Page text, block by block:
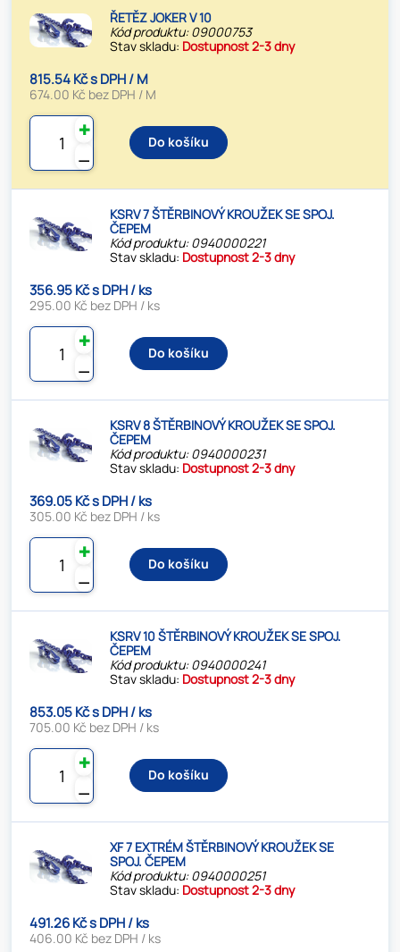
ŘETĚZ JOKER V 10
Kód produktu: 09000753
Stav skladu: Dostupnost 2-3 dny
815.54 Kč s DPH / M
674.00 Kč bez DPH / M
⚊
✚
Do košíku
KSRV 7 ŠTĚRBINOVÝ KROUŽEK SE SPOJ.
ČEPEM
Kód produktu: 0940000221
Stav skladu: Dostupnost 2-3 dny
356.95 Kč s DPH / ks
295.00 Kč bez DPH / ks
⚊
✚
Do košíku
KSRV 8 ŠTĚRBINOVÝ KROUŽEK SE SPOJ.
ČEPEM
Kód produktu: 0940000231
Stav skladu: Dostupnost 2-3 dny
369.05 Kč s DPH / ks
305.00 Kč bez DPH / ks
⚊
✚
Do košíku
KSRV 10 ŠTĚRBINOVÝ KROUŽEK SE SPOJ.
ČEPEM
Kód produktu: 0940000241
Stav skladu: Dostupnost 2-3 dny
853.05 Kč s DPH / ks
705.00 Kč bez DPH / ks
⚊
✚
Do košíku
XF 7 EXTRÉM ŠTĚRBINOVÝ KROUŽEK SE
SPOJ. ČEPEM
Kód produktu: 0940000251
Stav skladu: Dostupnost 2-3 dny
491.26 Kč s DPH / ks
406.00 Kč bez DPH / ks